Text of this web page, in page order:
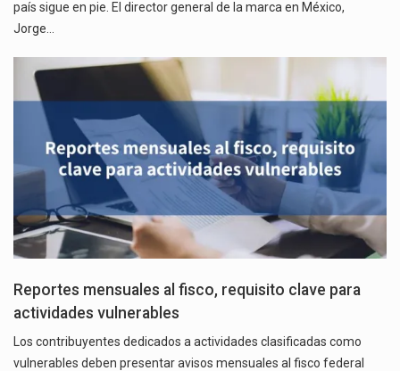
país sigue en pie. El director general de la marca en México,
Jorge…
Reportes mensuales al fisco, requisito clave para
actividades vulnerables
Los contribuyentes dedicados a actividades clasificadas como
vulnerables deben presentar avisos mensuales al fisco federal